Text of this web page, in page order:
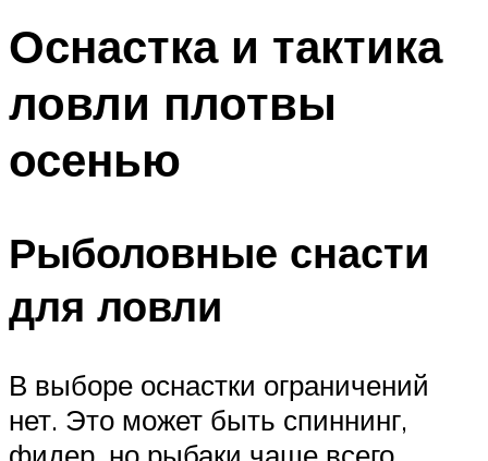
Оснастка и тактика
ловли плотвы
осенью
Рыболовные снасти
для ловли
В выборе оснастки ограничений
нет. Это может быть спиннинг,